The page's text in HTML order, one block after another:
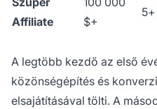
Affiliate
$+
A legtöbb kezdő az első
közönségépítés és
elsajátításával tölti. A